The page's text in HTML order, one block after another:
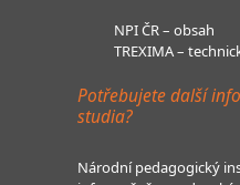
NPI ČR – obsah
TREXIMA –
Potřebujete další
studia?
Národní pedagogický